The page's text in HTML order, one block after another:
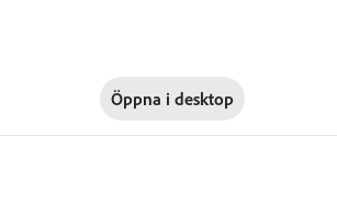
Öppna i desktop